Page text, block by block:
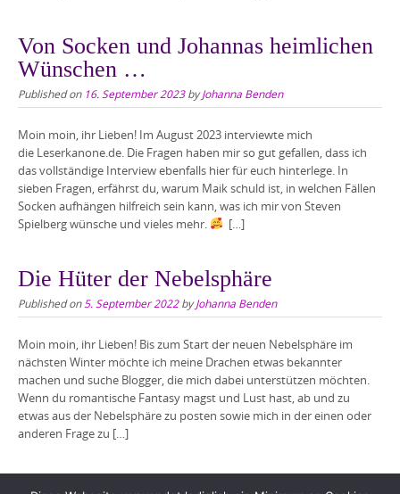
Von Socken und Johannas heimlichen
Wünschen …
Published on 16. September 2023byJohanna Benden
Moin moin, ihr Lieben! Im August 2023 interviewte mich
die Leserkanone.de. Die Fragen haben mir so gut gefallen, dass ich
das vollständige Interview ebenfalls hier für euch hinterlege. In
sieben Fragen, erfährst du, warum Maik schuld ist, in welchen Fällen
Socken aufhängen hilfreich sein kann, was ich mir von Steven
Spielberg wünsche und vieles mehr.
[…]
Die Hüter der Nebelsphäre
Published on5. September 2022byJohanna Benden
Moin moin, ihr Lieben! Bis zum Start der neuen Nebelsphäre im
nächsten Winter möchte ich meine Drachen etwas bekannter
machen und suche Blogger, die mich dabei unterstützen möchten.
Wenn du romantische Fantasy magst und Lust hast, ab und zu
etwas aus der Nebelsphäre zu posten sowie mich in der einen oder
anderen Frage zu […]